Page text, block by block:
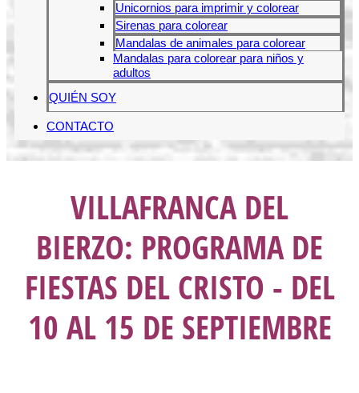
Unicornios para imprimir y colorear
Sirenas para colorear
Mandalas de animales para colorear
Mandalas para colorear para niños y
adultos
QUIÉN SOY
CONTACTO
VILLAFRANCA DEL
BIERZO: PROGRAMA DE
FIESTAS DEL CRISTO - DEL
10 AL 15 DE SEPTIEMBRE